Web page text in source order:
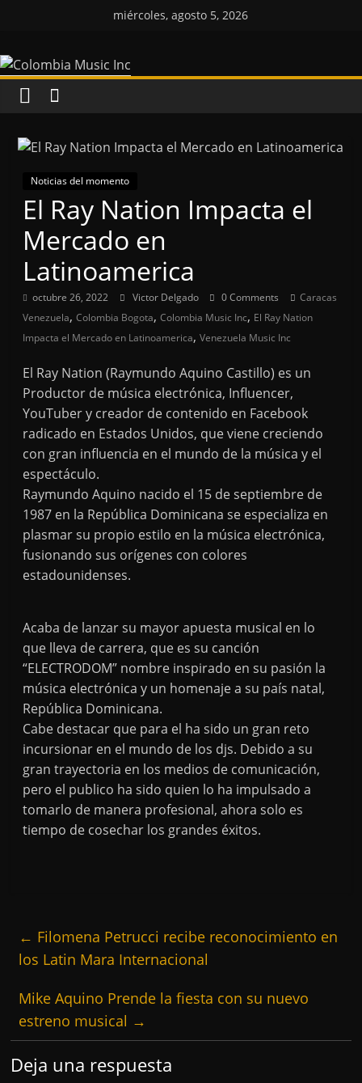
miércoles, agosto 5, 2026
Colombia
Music
Inc
Colombia
Music
Inc
Noticias del momento
El Ray Nation Impacta el
Mercado en
Latinoamerica
octubre 26, 2022 Victor Delgado 0 Comments
Caracas
Venezuela,Colombia Bogota,Colombia Music Inc, El Ray Nation
Impacta el Mercado en Latinoamerica,Venezuela Music Inc
El Ray Nation (Raymundo Aquino Castillo) es un
Productor de música electrónica, Influencer,
YouTuber y creador de contenido en Facebook
radicado en Estados Unidos, que viene creciendo
con gran influencia en el mundo de la música y el
espectáculo.
Raymundo Aquino nacido el 15 de septiembre de
1987 en la República Dominicana se especializa en
plasmar su propio estilo en la música electrónica,
fusionando sus orígenes con colores
estadounidenses.
Acaba de lanzar su mayor apuesta musical en lo
que lleva de carrera, que es su canción
“ELECTRODOM” nombre inspirado en su pasión la
música electrónica y un homenaje a su país natal,
República Dominicana.
Cabe destacar que para el ha sido un gran reto
incursionar en el mundo de los djs. Debido a su
gran trayectoria en los medios de comunicación,
pero el publico ha sido quien lo ha impulsado a
tomarlo de manera profesional, ahora solo es
tiempo de cosechar los grandes éxitos.
← Filomena Petrucci recibe reconocimiento en
los Latin Mara Internacional
Mike Aquino Prende la fiesta con su nuevo
estreno musical →
Deja una respuesta